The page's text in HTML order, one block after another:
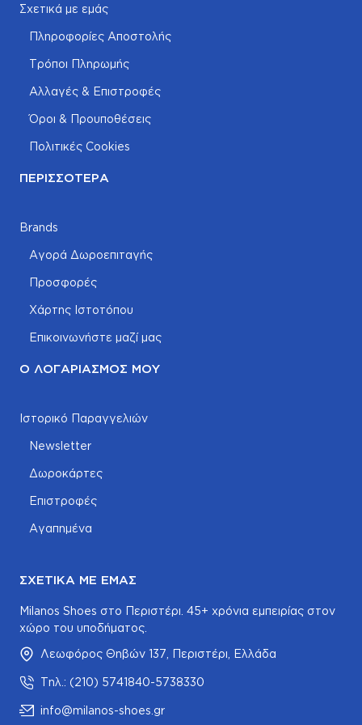
Σχετικά με εμάς
Πληροφορίες Αποστολής
Τρόποι Πληρωμής
Αλλαγές & Επιστροφές
Όροι & Προυποθέσεις
Πολιτικές Cookies
ΠΕΡΙΣΣΌΤΕΡΑ
Brands
Αγορά Δωροεπιταγής
Προσφορές
Χάρτης Ιστοτόπου
Επικοινωνήστε μαζί μας
Ο ΛΟΓΑΡΙΑΣΜΌΣ ΜΟΥ
Ιστορικό Παραγγελιών
Newsletter
Δωροκάρτες
Επιστροφές
Αγαπημένα
ΣΧΕΤΙΚΆ ΜΕ ΕΜΆΣ
Milanos Shoes στο Περιστέρι. 45+ χρόνια εμπειρίας στον
χώρο του υποδήματος.
Λεωφόρος Θηβών 137, Περιστέρι, Ελλάδα
Τηλ.: (210) 5741840-5738330
info@milanos-shoes.gr